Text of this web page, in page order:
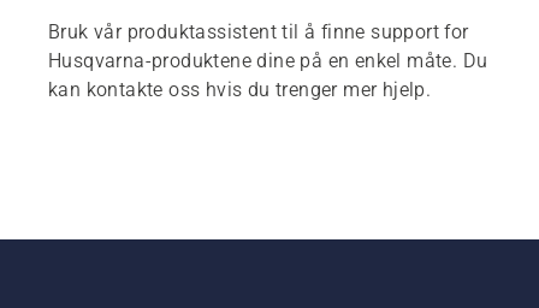
Bruk vår produktassistent til å finne support for
Husqvarna-produktene dine på en enkel måte. Du
kan kontakte oss hvis du trenger mer hjelp.